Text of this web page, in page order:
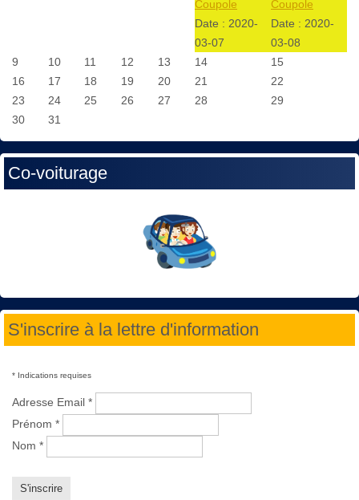
Coupole
Date : 2020-
03-07
Coupole
Date : 2020-
03-08
9
10 11 12 13 14
15
16
17 18 19 20 21
22
23
24 25 26 27 28
29
30
31
Co-voiturage
S'inscrire à la lettre d'information
* Indications requises
Adresse Email *
Prénom *
Nom *